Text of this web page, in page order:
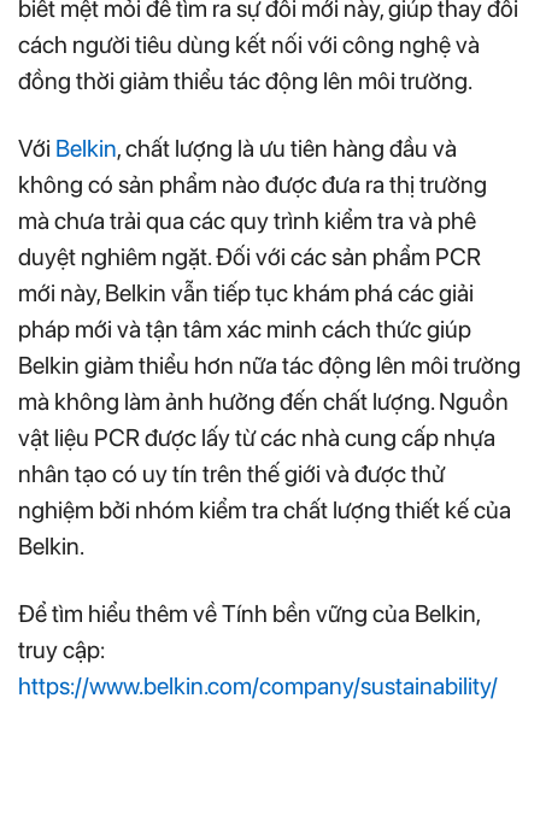
biết mệt mỏi để tìm ra sự đổi mới này, giúp thay đổi
cách người tiêu dùng kết nối với công nghệ và
đồng thời giảm thiểu tác động lên môi trường.
Với Belkin, chất lượng là ưu tiên hàng đầu và
không có sản phẩm nào được đưa ra thị trường
mà chưa trải qua các quy trình kiểm tra và phê
duyệt nghiêm ngặt. Đối với các sản phẩm PCR
mới này, Belkin vẫn tiếp tục khám phá các giải
pháp mới và tận tâm xác minh cách thức giúp
Belkin giảm thiểu hơn nữa tác động lên môi trường
mà không làm ảnh hưởng đến chất lượng. Nguồn
vật liệu PCR được lấy từ các nhà cung cấp nhựa
nhân tạo có uy tín trên thế giới và được thử
nghiệm bởi nhóm kiểm tra chất lượng thiết kế của
Belkin.
Để tìm hiểu thêm về Tính bền vững của Belkin,
truy cập:
https://www.belkin.com/company/sustainability/